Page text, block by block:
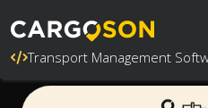
Transport Management